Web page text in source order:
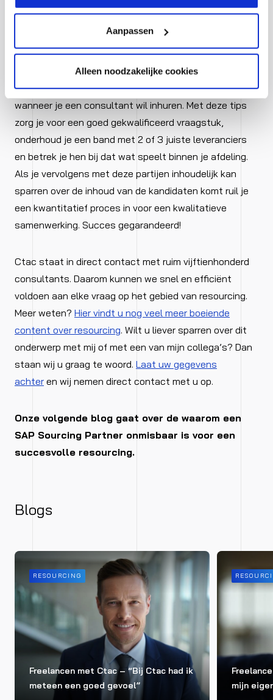
Aanpassen
Alleen noodzakelijke cookies
je weer een intake gepland te hebben met een mindere
Kortom een goed georganiseerd proces voorkomt
fouten en verlaagd jouw stresslevel als manager
wanneer je een consultant wil inhuren. Met deze tips
zorg je voor een goed gekwalificeerd vraagstuk,
onderhoud je een band met 2 of 3 juiste leveranciers
en betrek je hen bij dat wat speelt binnen je afdeling.
Als je vervolgens met deze partijen inhoudelijk kan
sparren over de inhoud van de kandidaten komt ruil je
een kwantitatief proces in voor een kwalitatieve
samenwerking. Succes gegarandeerd!
Ctac staat in direct contact met ruim vijftienhonderd
consultants. Daarom kunnen we snel en efficiënt
voldoen aan elke vraag op het gebied van resourcing.
Meer weten? Hier vindt u nog veel meer boeiende
content over resourcing. Wilt u liever sparren over dit
onderwerp met mij of met een van mijn collega’s? Dan
staan wij u graag te woord. Laat uw gegevens
achter en wij nemen direct contact met u op.
Onze volgende blog gaat over de waarom een
SAP Sourcing Partner onmisbaar is voor een
succesvolle resourcing.
Blogs
RESOURCING
Freelancen met Ctac – “Bij Ctac had ik
meteen een goed gevoel”
mijn